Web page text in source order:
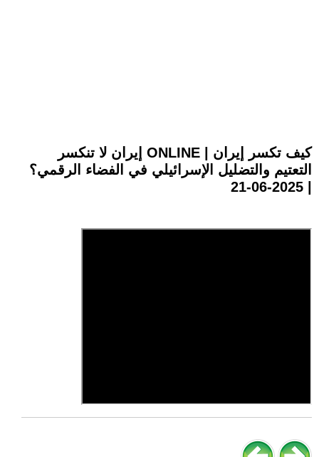
إيران لا تنكسر ONLINE | كيف تكسر إيران
التعتيم والتضليل الإسرائيلي في الفضاء الرقمي؟